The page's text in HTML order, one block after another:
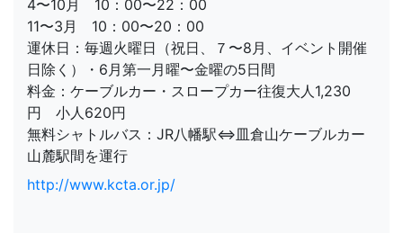
4〜10月 10：00〜22：00
11〜3月 10：00〜20：00
運休日：毎週火曜日（祝日、７〜8月、イベント開催
日除く）・6月第一月曜〜金曜の5日間
料金：ケーブルカー・スロープカー往復大人1,230
円 小人620円
無料シャトルバス：JR八幡駅⇔皿倉山ケーブルカー
山麓駅間を運行
http://www.kcta.or.jp/